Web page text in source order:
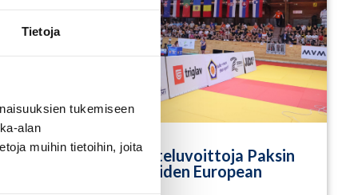
Tietoja
tukemiseen
alan
muihin tietoihin, joita
Yksittäisiä otteluvoittoja Paksin
alle 21-vuotiaiden European